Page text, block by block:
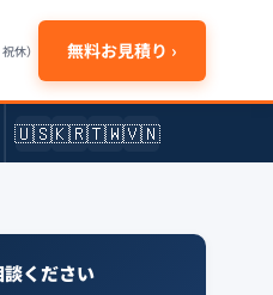
休） 無料お見積り ›
🇺🇸🇰🇷🇹🇼🇻🇳
ください